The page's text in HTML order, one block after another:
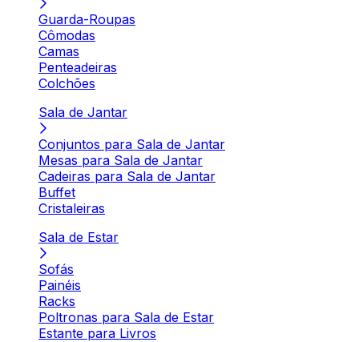
Guarda-Roupas
Cômodas
Camas
Penteadeiras
Colchões
Sala de Jantar
Conjuntos para Sala de Jantar
Mesas para Sala de Jantar
Cadeiras para Sala de Jantar
Buffet
Cristaleiras
Sala de Estar
Sofás
Painéis
Racks
Poltronas para Sala de Estar
Estante para Livros